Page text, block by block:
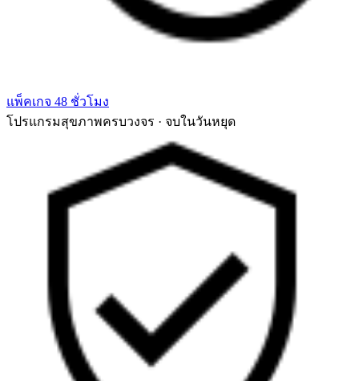
แพ็คเกจ 48 ชั่วโมง
โปรแกรมสุขภาพครบวงจร · จบในวันหยุด